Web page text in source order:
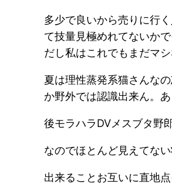
多少で良いから売りに行
て技量見極めれてないか
だし私はこれでもまだマ
夏は理性蒸発系猫さんな
か野外では認識出来ん。
後モラハラDVメスブタ野
なのでほとんど見えてな
出来ることお互いに直地